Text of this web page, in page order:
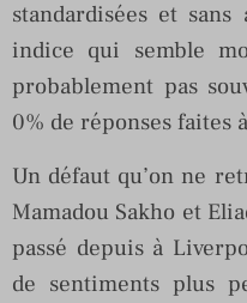
standardisées et
indice qui semble
probablement pas
0% de réponses faites
Un défaut qu’on ne
Mamadou Sakho et
passé depuis à
de sentiments plus